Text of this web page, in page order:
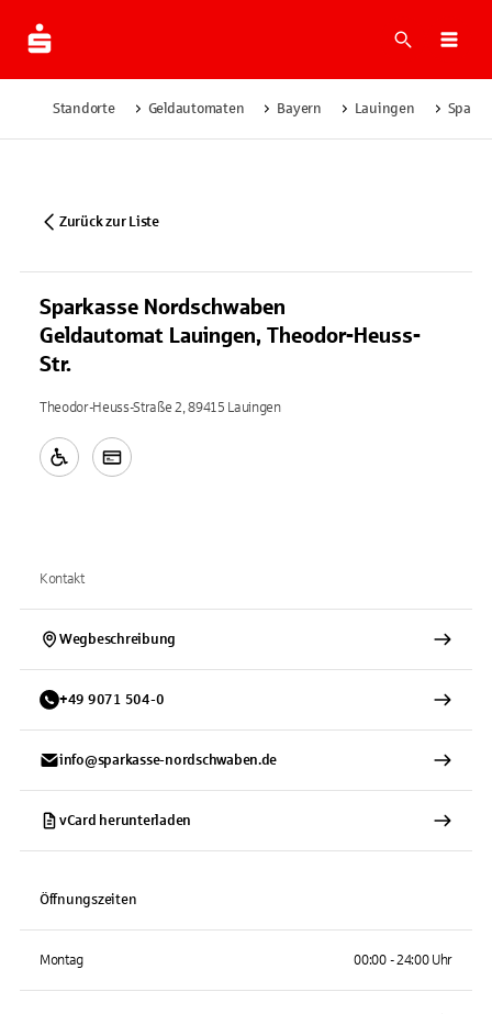
Suche
Standorte Geldautomaten Bayern Lauingen
Zurück zur Liste
Sparkasse Nordschwaben
Geldautomat Lauingen, Theodor-Heuss-
Str.
Theodor-Heuss-Straße 2, 89415 Lauingen
Kontakt
Wegbeschreibung
+49 9071 504-0
info@sparkasse-nordschwaben.de
vCard herunterladen
Öffnungszeiten
Montag 00:00 - 24:00 Uhr